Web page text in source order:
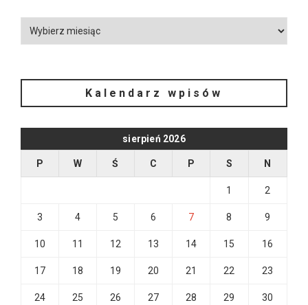
Kalendarz wpisów
sierpień 2026
P W Ś C P S N
1 2
3 4 5 6 7 8 9
10 11 12 13 14 15 16
17 18 19 20 21 22 23
24 25 26 27 28 29 30